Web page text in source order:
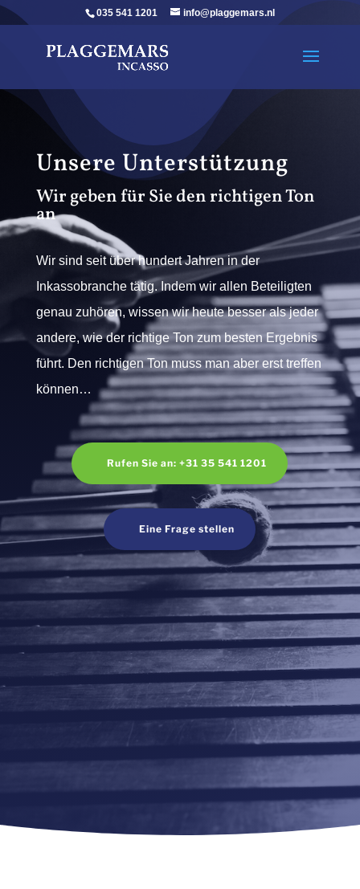
035 541 1201 info@plaggemars.nl
Unsere Unterstützung
Wir geben für Sie den richtigen Ton
an
Wir sind seit über hundert Jahren in der
Inkassobranche tätig. Indem wir allen Beteiligten
genau zuhören, wissen wir heute besser als jeder
andere, wie der richtige Ton zum besten Ergebnis
führt. Den richtigen Ton muss man aber erst treffen
können…
Rufen Sie an: +31 35 541 1201
Eine Frage stellen